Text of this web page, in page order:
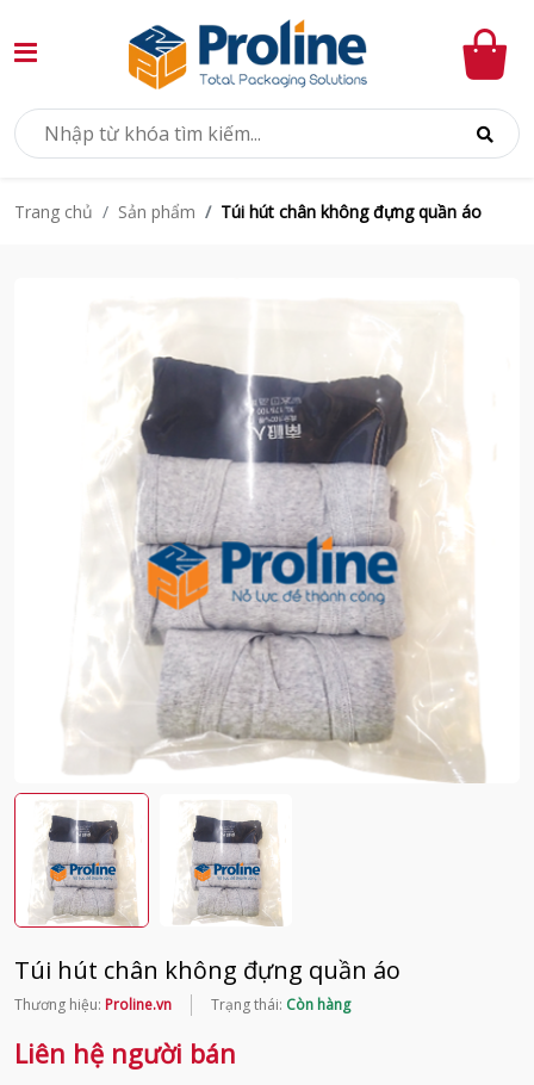
Trang chủ Sản phẩm Túi hút chân không đựng quần áo
Túi hút chân không đựng quần áo
Thương hiệu: Proline.vn Trạng thái: Còn hàng
Liên hệ người bán